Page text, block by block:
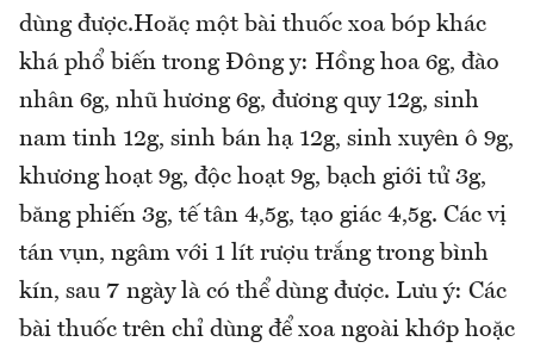
dùng được.Hoặc một bài thuốc xoa bóp khác
khá phổ biến trong Đông y: Hồng hoa 6g, đào
nhân 6g, nhũ hương 6g, đương quy 12g, sinh
nam tinh 12g, sinh bán hạ 12g, sinh xuyên ô 9g,
khương hoạt 9g, độc hoạt 9g, bạch giới tử 3g,
băng phiến 3g, tế tân 4,5g, tạo giác 4,5g. Các vị
tán vụn, ngâm với 1 lít rượu trắng trong bình
kín, sau 7 ngày là có thể dùng được. Lưu ý: Các
bài thuốc trên chỉ dùng để xoa ngoài khớp hoặc